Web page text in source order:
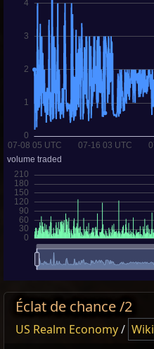
Éclat de chance /2
US Realm Economy/ Wiki